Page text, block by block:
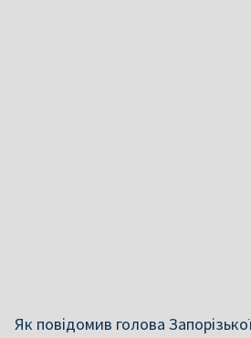
Як повідомив голова